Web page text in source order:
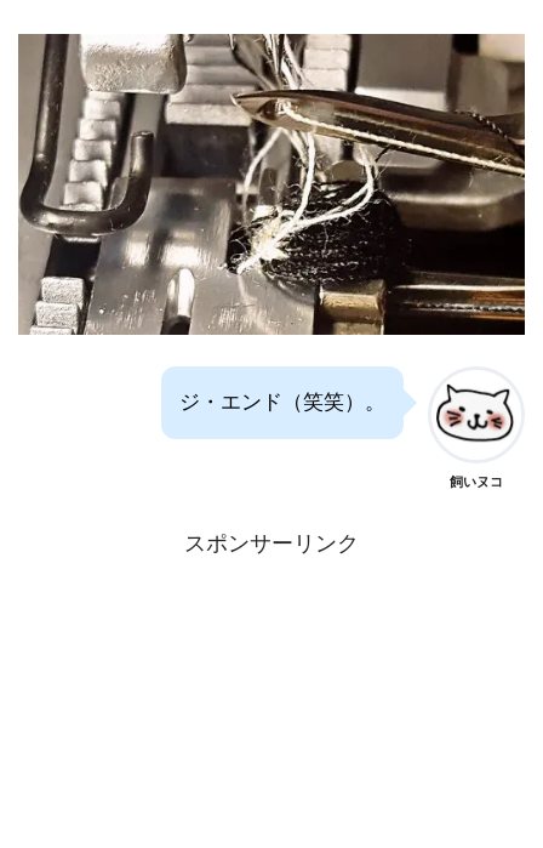
ジ・エンド（笑笑）。
飼いヌコ
スポンサーリンク